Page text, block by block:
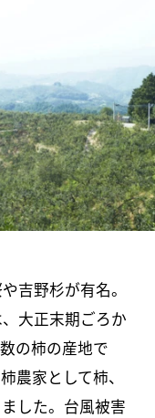
吉野杉が有名。
大正末期ごろか
の柿の産地で
農家として柿、
した。台風被害